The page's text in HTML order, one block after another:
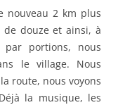
nouveau 2 km plus
douze et ainsi, à
portions, nous
le village. Nous
route, nous voyons
la musique, les